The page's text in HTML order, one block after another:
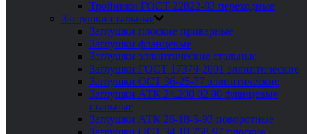
Тройники ГОСТ 22822-83 переходные
Заглушки стальные
Заглушки плоские приварные
Заглушки фланцевые
Заглушки эллиптические стальные
Заглушки ГОСТ 17379-2001 эллиптические
Заглушки ОСТ 36-25-77 эллиптические
Заглушки АТК 24.200 02 90 фланцевые
стальные
Заглушки АТК 26-18-5-93 поворотные
Заглушки ОСТ 34 10.758-97 плоские